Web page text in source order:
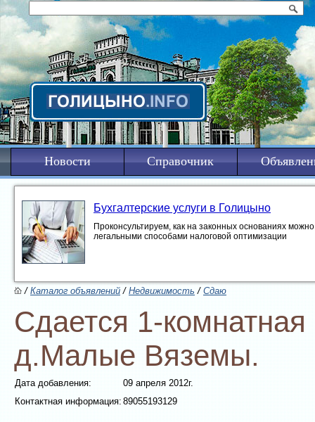
Новости Справочник
Бухгалтерские услуги в Голицыно
Проконсультируем, как на законных основаниях
легальными способами налоговой оптимизации
/Каталог объявлений/Недвижимость/Сдаю
Сдается 1-комнатная
д.Малые Вяземы.
Дата добавления:
09 апреля 2012г.
Контактная информация:89055193129